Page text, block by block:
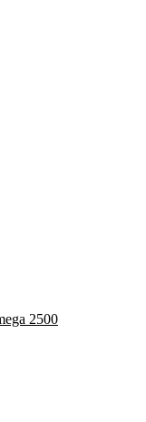
2500